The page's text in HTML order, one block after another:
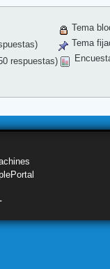
respuestas)
Tema
Tema